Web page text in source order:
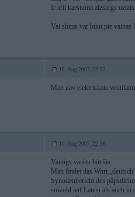
Ir arii karstuma aizsargs
Vai shitas var buut pie vainas
10. Aug 2007, 22:32
Man nav elektriskais
10. Aug 2007, 22:56
Vainīgs varētu būt šis:
Man findet das Wort
Synodenbericht des
sowohl auf Latein als auch in